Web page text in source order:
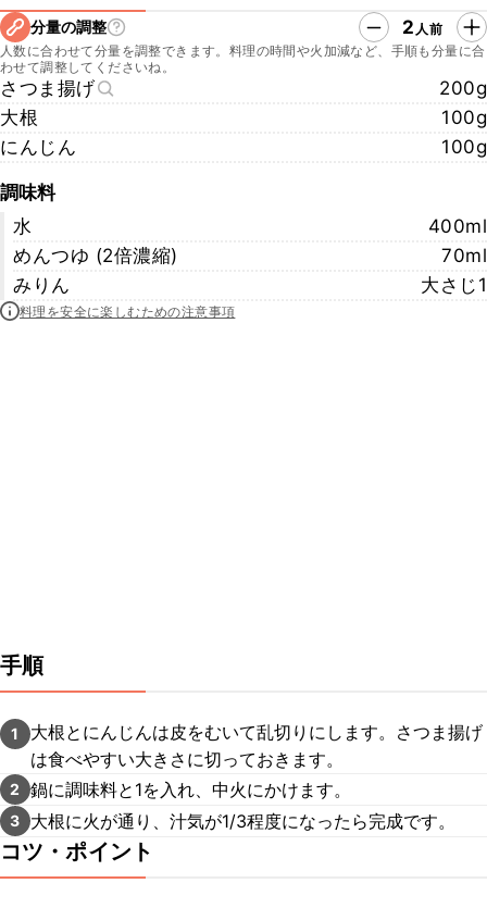
分量の調整 2 人前
人数に合わせて分量を調整できます。料理の時間や火加減など、手順も分量に合
わせて調整してくださいね。
さつま揚げ
200g
大根
100g
にんじん
100g
調味料
水
400ml
めんつゆ (2倍濃縮)
70ml
みりん
大さじ1
料理を安全に楽しむための注意事項
手順
1
大根とにんじんは皮をむいて乱切りにします。さつま揚げ
は食べやすい大きさに切っておきます。
2 鍋に調味料と1を入れ、中火にかけます。
3 大根に火が通り、汁気が1/3程度になったら完成です。
コツ・ポイント